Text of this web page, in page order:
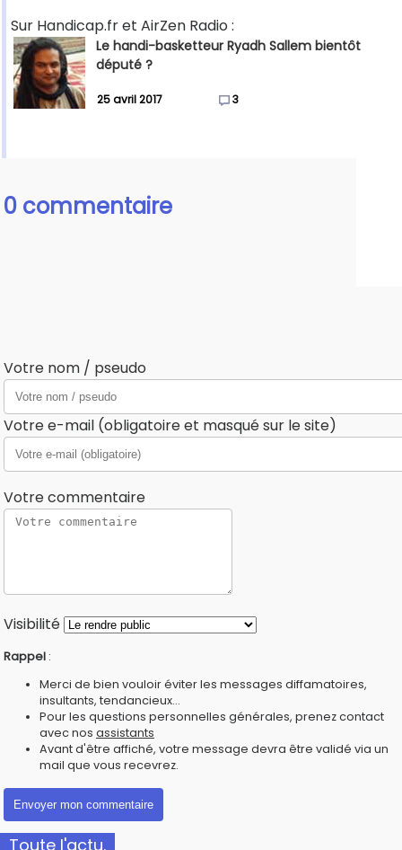
Sur Handicap.fr et AirZen Radio :
Le handi-basketteur Ryadh Sallem bientôt
député ?
25 avril 2017 3
0 commentaire
Votre nom / pseudo
Votre e-mail (obligatoire et masqué sur le site)
Votre commentaire
Visibilité
Rappel :
Merci de bien vouloir éviter les messages diffamatoires,
insultants, tendancieux...
Pour les questions personnelles générales, prenez contact
avec nos assistants
Avant d'être affiché, votre message devra être validé via un
mail que vous recevrez.
Toute l'actu.